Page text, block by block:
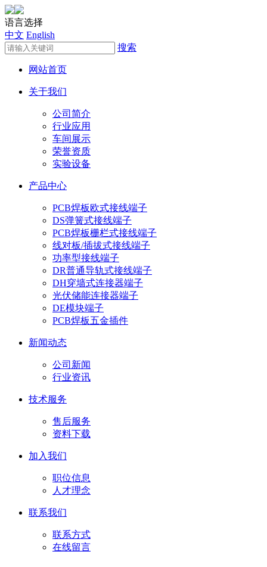
语言选择
中文 English
搜索
网站首页
关于我们
公司简介
行业应用
车间展示
荣誉资质
实验设备
产品中心
PCB焊板欧式接线端子
DS弹簧式接线端子
PCB焊板栅栏式接线端子
线对板/插拔式接线端子
功率型接线端子
DR普通导轨式接线端子
DH穿墙式连接器端子
光伏储能连接器端子
DE模块端子
PCB焊板五金插件
新闻动态
公司新闻
行业资讯
技术服务
售后服务
资料下载
加入我们
职位信息
人才理念
联系我们
联系方式
在线留言